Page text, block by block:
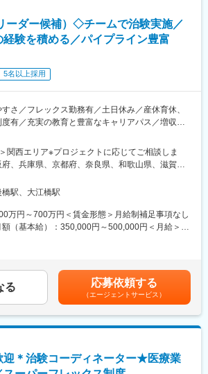
を採用し、継続研修を充実させることで常に新
け、スキルアップできる環境を用意していま
プ：
経験を積むことや、スペシャリストとして特定
的な経験を積んでいくことも可能です。
垣根を超えCRCからSMAやCRAへのキャリアチ
枠をこえ新たなキャリアにチャレンジされている
います。
び臨床試験実施担当者との打ち合わせ
備や説明会
に関する業務フローの作成
格性調査補助（スクリーニング）
フォームドコンセントの補助
検査スケジュールの調整
めの報告書作成
あるGCPをはじめ決められた研修内容を効率的に
けます。
CRC職を始めた人も多く在籍し、活躍していま
研修制度があるので、ブランクのある方も不安
り取得可能です。産休育休の実績が豊富で周囲
も魅力の1つです。平均残業も10時間程度で長期
整っています。
コーディネーター（CRC）業務、治験事務局業
務などを行い、病院やクリニックの精神科をサポ
治験施設支援機関）として精神神経疾患における
ーダー候補）◇チームで治験実施／
験を積める／パイプライン豊富
5名以上採用
すさ／フレックス勤務有／土日休み／産休育休、
有／充実の教育と豊富なキャリアパス／増収増
クラスの実績を誇る同社のCRC（治験コーディネ
下記業務を行っていただきます。
説明
ュール管理
集、管理など
ながら行いますので困ったことや突発的なこと
もメンバー同士でフォローしあえるので安心で
験を実施していきますので、幅広い疾患領域を
きます。
ちろん、希少疾患など幅広い領域を受託してお
関西エリア※プロジェクトに応じてご相談しま
、兵庫県、京都府、奈良県、和歌山県、滋賀県
自宅の場所を考慮し、決定します。提携医療施設
動喫煙対策：屋内全面禁煙＜勤務地詳細2＞大阪
駅：四ツ橋線／肥後橋駅受動喫煙対策：屋内全面
：会社の定める事業所
駅、大江橋駅
万円～700万円＜賃金形態＞月給制補足事項なし
額（基本給）：350,000円～500,000円＜月給＞
ます。月給(月額)は固定手当を含めた表記です。
る 応募依頼する
（エージェントサービス）
迎＊治験コーディネーター★医療業